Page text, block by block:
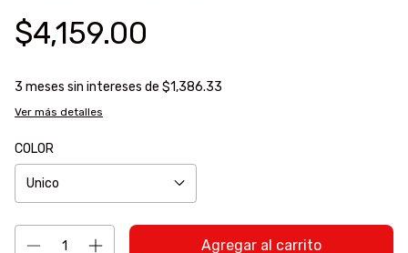
$4,159.00
3 meses sin intereses de $1,386.33
Ver más detalles
COLOR